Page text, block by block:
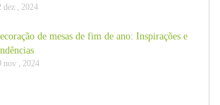
dez , 2024
de mesas de fim de ano: Inspirações e
nov , 2024